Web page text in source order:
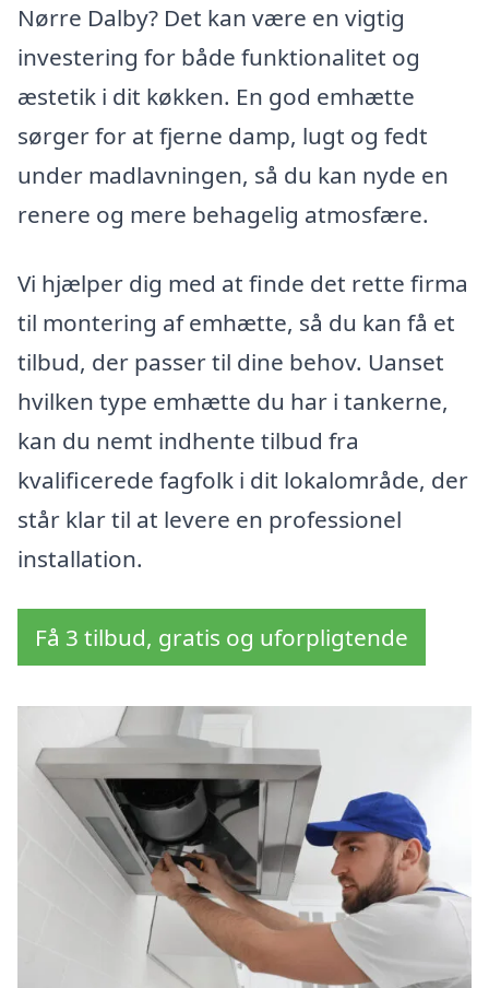
Nørre Dalby? Det kan være en vigtig
investering for både funktionalitet og
æstetik i dit køkken. En god emhætte
sørger for at fjerne damp, lugt og fedt
under madlavningen, så du kan nyde en
renere og mere behagelig atmosfære.
Vi hjælper dig med at finde det rette firma
til montering af emhætte, så du kan få et
tilbud, der passer til dine behov. Uanset
hvilken type emhætte du har i tankerne,
kan du nemt indhente tilbud fra
kvalificerede fagfolk i dit lokalområde, der
står klar til at levere en professionel
installation.
Få 3 tilbud, gratis og uforpligtende